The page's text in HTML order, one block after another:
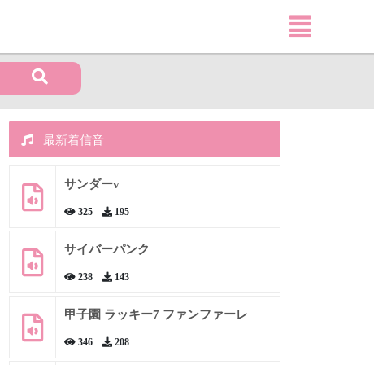
最新着信音
サンダーv
325 195
サイバーパンク
238 143
甲子園 ラッキー7 ファンファーレ
346 208